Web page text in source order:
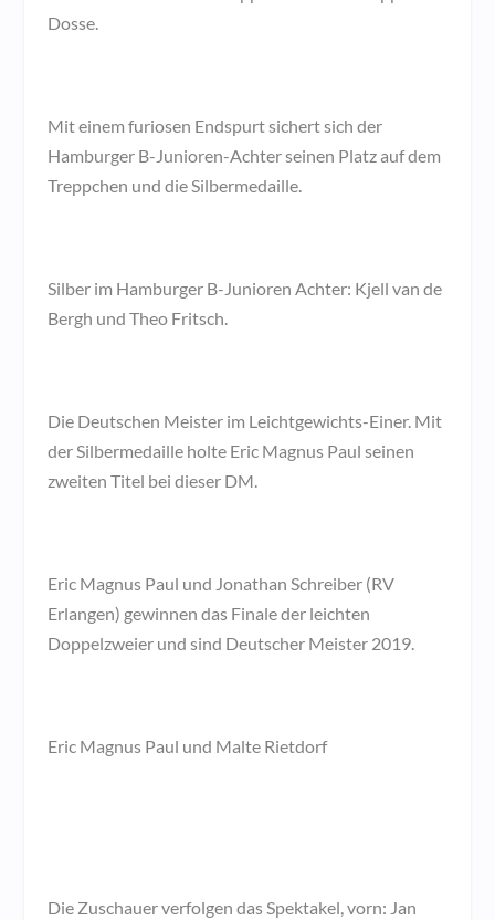
Dosse.
Mit einem furiosen Endspurt sichert sich der
Hamburger B-Junioren-Achter seinen Platz auf dem
Treppchen und die Silbermedaille.
Silber im Hamburger B-Junioren Achter: Kjell van de
Bergh und Theo Fritsch.
Die Deutschen Meister im Leichtgewichts-Einer. Mit
der Silbermedaille holte Eric Magnus Paul seinen
zweiten Titel bei dieser DM.
Eric Magnus Paul und Jonathan Schreiber (RV
Erlangen) gewinnen das Finale der leichten
Doppelzweier und sind Deutscher Meister 2019.
Eric Magnus Paul und Malte Rietdorf
Die Zuschauer verfolgen das Spektakel, vorn: Jan